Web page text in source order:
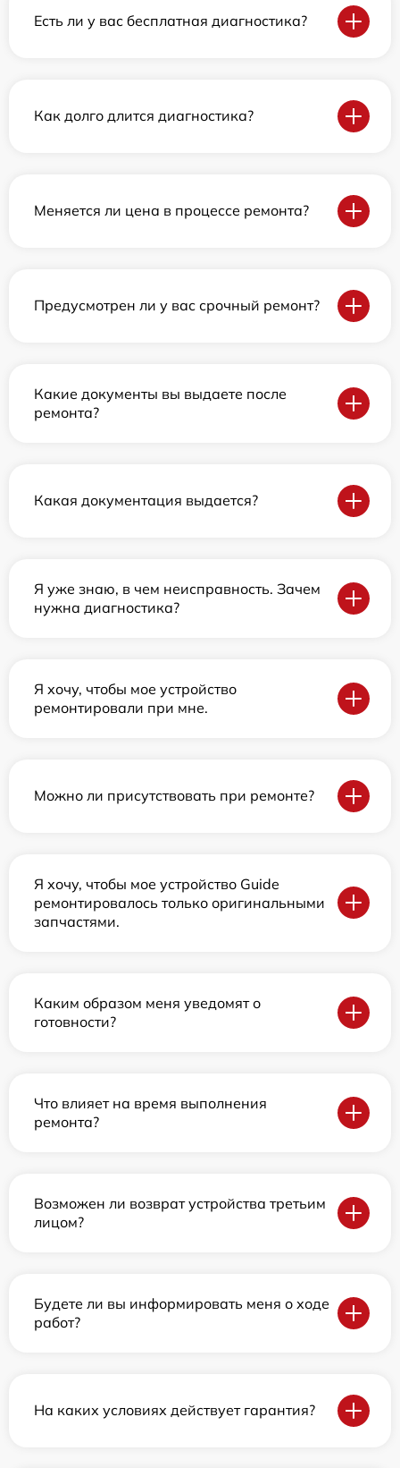
Есть ли у вас бесплатная диагностика?
Как долго длится диагностика?
Меняется ли цена в процессе ремонта?
Предусмотрен ли у вас срочный ремонт?
Какие документы вы выдаете после
ремонта?
Какая документация выдается?
Я уже знаю, в чем неисправность. Зачем
нужна диагностика?
Я хочу, чтобы мое устройство
ремонтировали при мне.
Можно ли присутствовать при ремонте?
Я хочу, чтобы мое устройство Guide
ремонтировалось только оригинальными
запчастями.
Каким образом меня уведомят о
готовности?
Что влияет на время выполнения
ремонта?
Возможен ли возврат устройства третьим
лицом?
Будете ли вы информировать меня о ходе
работ?
На каких условиях действует гарантия?